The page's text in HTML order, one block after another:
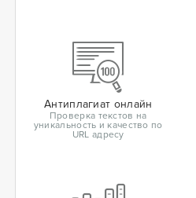
Антиплагиат онлайн
Проверка текстов на
уникальность и качество по
URL адресу